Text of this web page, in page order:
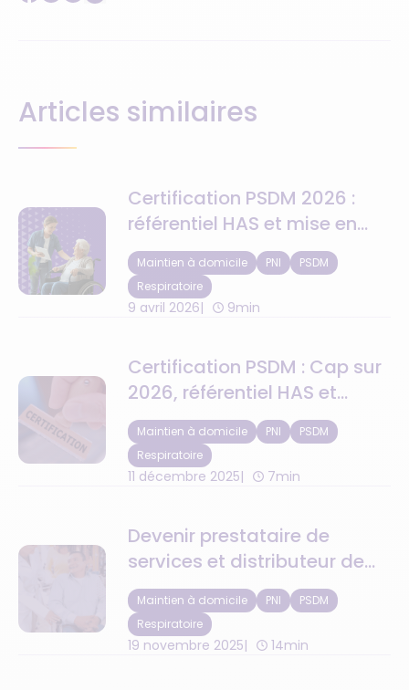
Articles similaires
Certification PSDM 2026 :
référentiel HAS et mise en
conformité
Maintien à domicile PNI
PSDM
Respiratoire
9 avril 2026 9min
Certification PSDM : Cap sur
2026, référentiel HAS et
nouvelles obligations
Maintien à domicile PNI
PSDM
Respiratoire
11 décembre 2025 7min
Devenir prestataire de
services et distributeur de
matériel (PSDM) ?
Maintien à domicile PNI
PSDM
Respiratoire
19 novembre 2025 14min